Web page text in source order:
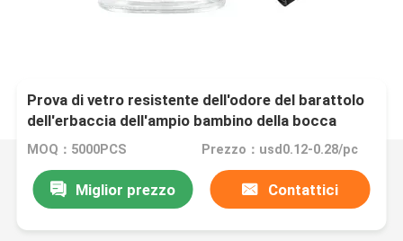
Prova di vetro resistente dell'odore del barattolo
dell'erbaccia dell'ampio bambino della bocca
MOQ：5000PCS Prezzo：usd0.12-0.28/pc
Miglior prezzo Contattici